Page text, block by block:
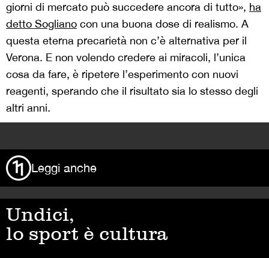
giorni di mercato può succedere ancora di tutto», ha
detto Sogliano con una buona dose di realismo. A
questa eterna precarietà non c’è alternativa per il
Verona. E non volendo credere ai miracoli, l’unica
cosa da fare, è ripetere l’esperimento con nuovi
reagenti, sperando che il risultato sia lo stesso degli
altri anni.
Leggi anche
Undici,
lo sport è cultura